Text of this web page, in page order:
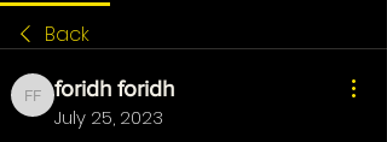
Back
foridh foridh
foridh foridh
July 25, 2023